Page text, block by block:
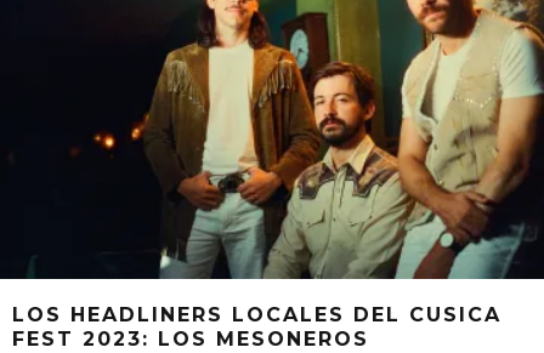
LOS HEADLINERS LOCALES DEL CUSICA
FEST 2023: LOS MESONEROS